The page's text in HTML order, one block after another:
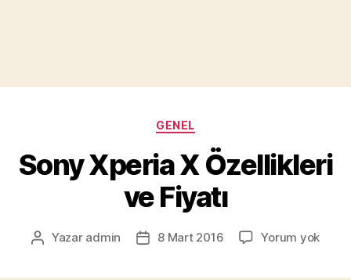
Kategoriler
GENEL
Sony Xperia X Özellikleri
ve Fiyatı
Yazının
Yazar admin
Yazı8 Mart 2016 Yorum yokSony